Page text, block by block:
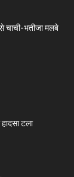
चाची-भतीजा मलबे
टला